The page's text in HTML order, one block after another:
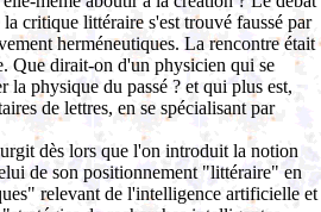
critique littéraire s'est trouvé faussé par
herméneutiques. La rencontre était
Que dirait-on d'un physicien qui se
la physique du passé ? et qui plus est,
de lettres, en se spécialisant par
dès lors que l'on introduit la notion
de son positionnement "littéraire" en
relevant de l'intelligence artificielle et